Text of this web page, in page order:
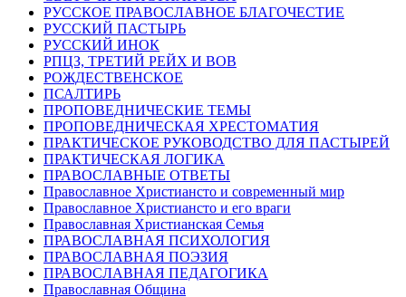
РУССКОЕ ПРАВОСЛАВНОЕ БЛАГОЧЕСТИЕ
РУССКИЙ ПАСТЫРЬ
РУССКИЙ ИНОК
РПЦЗ, ТРЕТИЙ РЕЙХ И ВОВ
РОЖДЕСТВЕНСКОЕ
ПСАЛТИРЬ
ПРОПОВЕДНИЧЕСКИЕ ТЕМЫ
ПРОПОВЕДНИЧЕСКАЯ ХРЕСТОМАТИЯ
ПРАКТИЧЕСКОЕ РУКОВОДСТВО ДЛЯ ПАСТЫРЕЙ
ПРАКТИЧЕСКАЯ ЛОГИКА
ПРАВОСЛАВНЫЕ ОТВЕТЫ
Православное Христиансто и современный мир
Православное Христиансто и его враги
Православная Христианская Семья
ПРАВОСЛАВНАЯ ПСИХОЛОГИЯ
ПРАВОСЛАВНАЯ ПОЭЗИЯ
ПРАВОСЛАВНАЯ ПЕДАГОГИКА
Православная Община